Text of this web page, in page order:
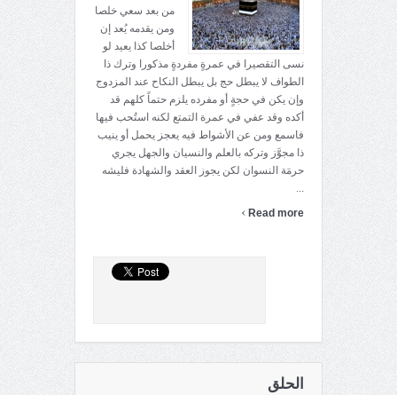
من بعد سعي خلصا
ومن يقدمه يُعد إن
أخلصا كذا يعيد لو
نسى التقصيرا في عمرةٍ مفردةٍ مذكورا وترك ذا
الطواف لا يبطل حج بل يبطل النكاح عند المزدوج
وإن يكن في حجةٍ أو مفرده يلزم حتماً كلهم قد
أكده وقد عفي في عمرة التمتع لكنه استُحب فيها
فاسمع ومن عن الأشواط فيه يعجز يحمل أو ينيب
ذا مجوَّز وتركه بالعلم والنسيان والجهل يجري
حرمَة النسوان لكن يجوز العقد والشهادة فليشه
...
Read more
›
الحلق